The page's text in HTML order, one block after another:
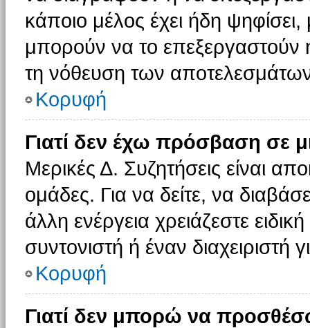
κάποιο μέλος έχει ήδη ψηφίσει,
μπορούν να το επεξεργαστούν
τη νόθευση των
Κορυφή
Γιατί δεν έχω πρόσβαση σε
Μερικές Δ. Συζητήσεις είναι
ομάδες. Για να δείτε, να
άλλη ενέργεια χρειάζεστε
συντονιστή ή έναν διαχειριστή
Κορυφή
Γιατί δεν μπορώ να